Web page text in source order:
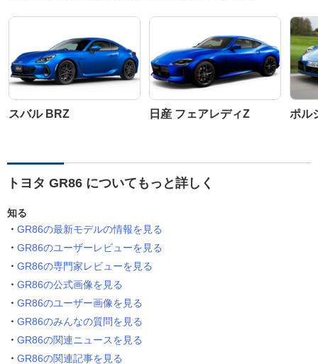
スバル BRZ 日産 フェアレディZ ポル
トヨタ GR86 についてもっと詳しく
知る
GR86の最新モデルの情報を見る
GR86のユーザーレビューを見る
GR86の専門家レビューを見る
GR86の公式画像を見る
GR86のユーザー画像を見る
GR86のみんなの質問を見る
GR86の関連ニュースを見る
GR86の関連記事を見る